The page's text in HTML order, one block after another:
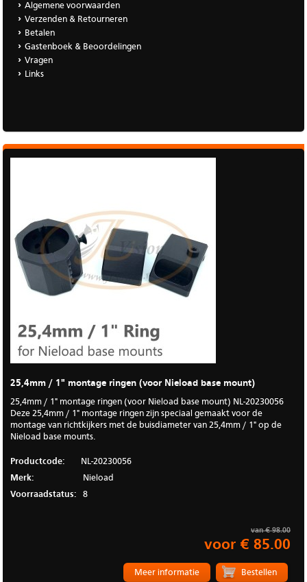
Algemene voorwaarden
Verzenden & Retourneren
Betalen
Gastenboek & Beoordelingen
Vragen
Links
25,4mm / 1" montage ringen (voor Nieload base mount)
25,4mm / 1" montage ringen (voor Nieload base mount) NL-20230056
Deze 25,4mm / 1" montage ringen zijn speciaal gemaakt voor de
montage van richtkijkers met de buisdiameter van 25,4mm / 1" op de
Nieload base mounts.
Productcode:
NL-20230056
Merk:
Nieload
Voorraadstatus:
8
van € 98.00
voor € 85.00
Meer informatie